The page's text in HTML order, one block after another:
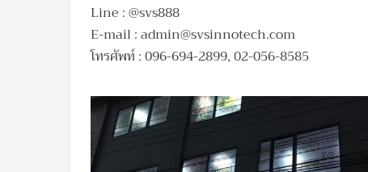
Line : @svs888
E-mail :admin@svsinnotech.com
โทรศัพท์ : 096-694-2899, 02-056-8585